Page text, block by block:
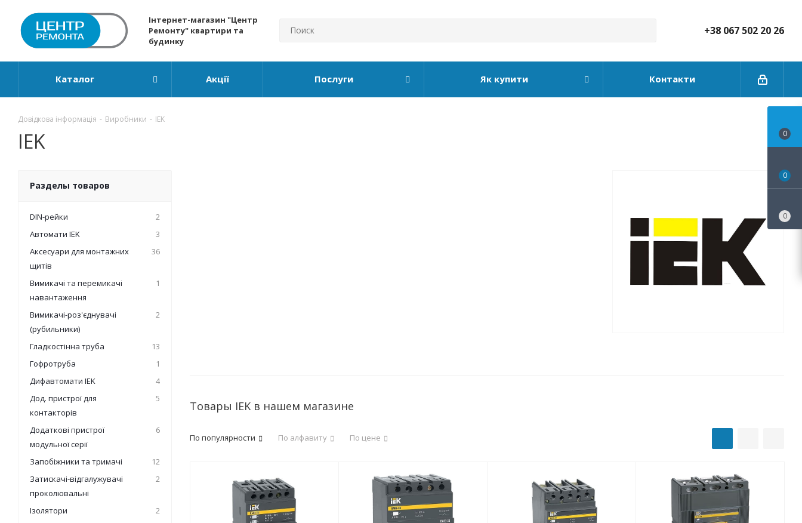
Інтернет-магазин "Центр
Ремонту" квартири та
будинку
+38 067 502 20 26
Каталог Акції Послуги Як купити Контакти
Довідкова інформація - Виробники - IEK
IEK
Товары IEK в нашем магазине
По популярности По алфавиту По цене
Разделы товаров
DIN-рейки
2
Автомати IEK
3
Аксесуари для монтажних
щитів
36
Вимикачі та перемикачі
навантаження
1
Вимикачі-роз'єднувачі
(рубильники)
2
Гладкостінна труба
13
Гофротруба
1
Дифавтомати IEK
4
Дод. пристрої для
контакторів
5
Додаткові пристрої
модульної серії
6
Запобіжники та тримачі
12
Затискачі-відгалужувачі
проколювальні
2
Ізолятори
2
0
0
0